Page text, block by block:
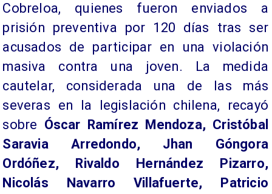
Cobreloa, quienes fueron enviados a
prisión preventiva por 120 días tras ser
acusados de participar en una violación
masiva contra una joven. La medida
cautelar, considerada una de las más
severas en la legislación chilena, recayó
sobre Óscar Ramírez Mendoza, Cristóbal
Saravia Arredondo, Jhan Góngora
Ordóñez, Rivaldo Hernández Pizarro,
Nicolás Navarro Villafuerte, Patricio